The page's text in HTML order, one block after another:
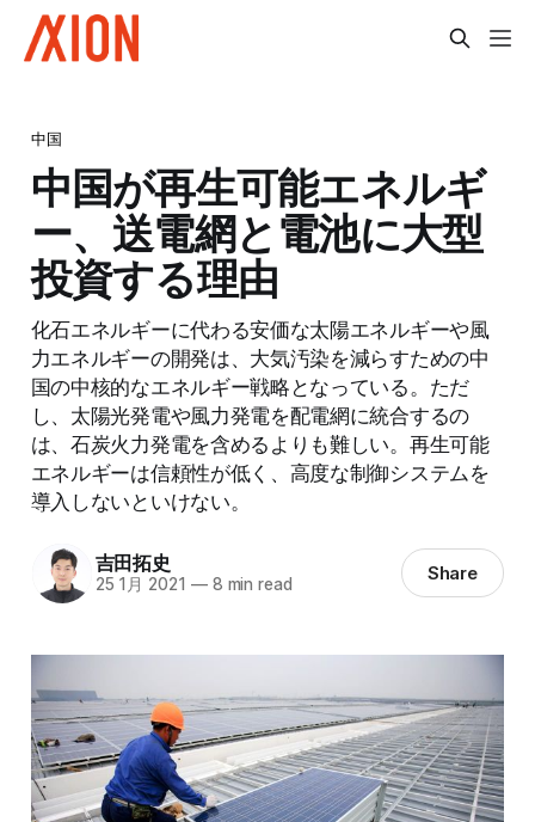
中国
中国が再生可能エネルギ
ー、送電網と電池に大型
投資する理由
化石エネルギーに代わる安価な太陽エネルギーや風
力エネルギーの開発は、大気汚染を減らすための中
国の中核的なエネルギー戦略となっている。ただ
し、太陽光発電や風力発電を配電網に統合するの
は、石炭火力発電を含めるよりも難しい。再生可能
エネルギーは信頼性が低く、高度な制御システムを
導入しないといけない。
吉田拓史
25 1月 2021 —8 min read Share